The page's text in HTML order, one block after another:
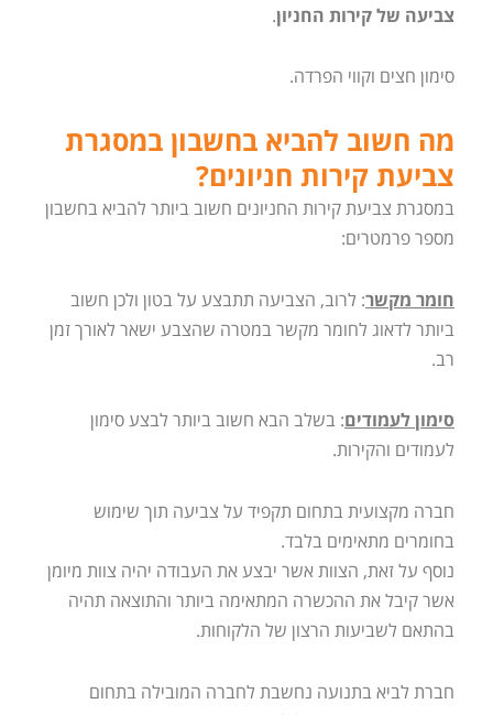
צביעה של קירות החניון.
סימון חצים וקווי הפרדה.
מה חשוב להביא בחשבון במסגרת
צביעת קירות חניונים?
במסגרת צביעת קירות החניונים חשוב ביותר להביא בחשבון
מספר פרמטרים:
חומר מקשר: לרוב, הצביעה תתבצע על בטון ולכן חשוב
ביותר לדאוג לחומר מקשר במטרה שהצבע ישאר לאורך זמן
רב.
סימון לעמודים: בשלב הבא חשוב ביותר לבצע סימון
לעמודים והקירות.
חברה מקצועית בתחום תקפיד על צביעה תוך שימוש
בחומרים מתאימים בלבד.
נוסף על זאת, הצוות אשר יבצע את העבודה יהיה צוות מיומן
אשר קיבל את ההכשרה המתאימה ביותר והתוצאה תהיה
בהתאם לשביעות הרצון של הלקוחות.
חברת לביא בתנועה נחשבת לחברה המובילה בתחום